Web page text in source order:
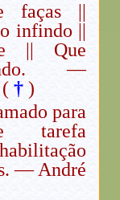
faças ||
infindo ||
|| Que
—
† )
para
tarefa
— André